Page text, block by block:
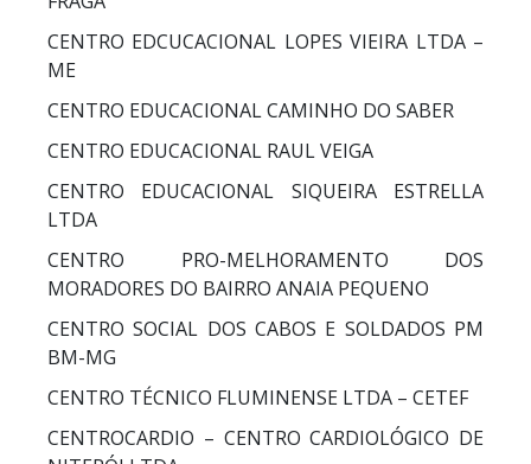
CENTRO EDCUCACIONAL LOPES VIEIRA LTDA –
ME
CENTRO EDUCACIONAL CAMINHO DO SABER
CENTRO EDUCACIONAL RAUL VEIGA
CENTRO EDUCACIONAL SIQUEIRA ESTRELLA
LTDA
CENTRO PRO-MELHORAMENTO DOS
MORADORES DO BAIRRO ANAIA PEQUENO
CENTRO SOCIAL DOS CABOS E SOLDADOS PM
BM-MG
CENTRO TÉCNICO FLUMINENSE LTDA – CETEF
CENTROCARDIO – CENTRO CARDIOLÓGICO DE